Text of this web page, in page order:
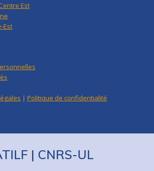
Est
Est
| Politique de confidentialité
| CNRS-UL